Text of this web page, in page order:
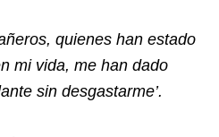
quienes han estado
mi vida, me han dado
sin desgastarme’.